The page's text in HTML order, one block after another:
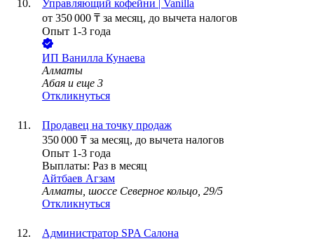
Управляющий кофейни | Vanilla
от 350 000 ₸ за месяц, до вычета налогов
Опыт 1-3 года
ИП Ванилла Кунаева
Алматы
Абая и еще 3
Откликнуться
Продавец на точку продаж
350 000 ₸ за месяц, до вычета налогов
Опыт 1-3 года
Выплаты: Раз в месяц
Айтбаев Агзам
Алматы, шоссе Северное кольцо, 29/5
Откликнуться
Администратор SPA Салона